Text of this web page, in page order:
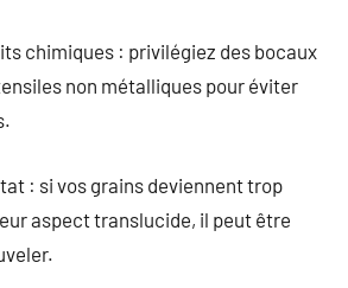
chimiques : privilégiez des bocaux
non métalliques pour éviter
: si vos grains deviennent trop
aspect translucide, il peut être